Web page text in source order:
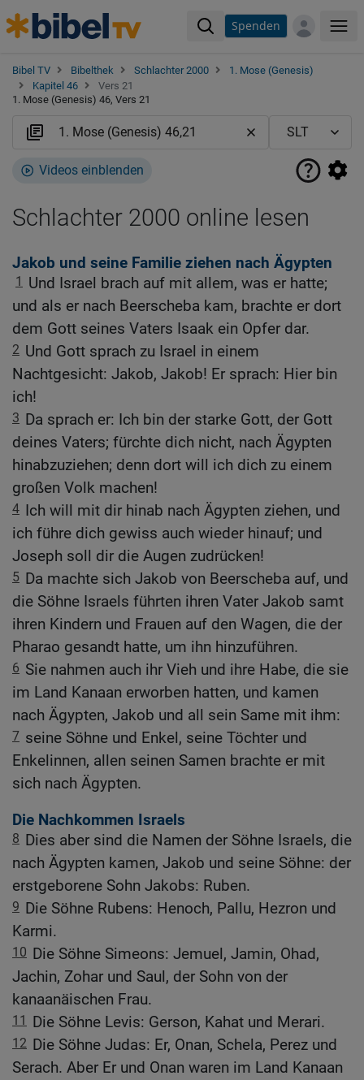
Spenden
Bibel TV Bibelthek Schlachter 2000
1. Mose (Genesis)
Kapitel 46
Vers 21
1. Mose (Genesis) 46, Vers 21
Videos einblenden
Schlachter 2000 online lesen
Jakob und seine Familie ziehen nach Ägypten
1
Und Israel brach auf mit allem, was er hatte;
und als er nach Beerscheba kam, brachte er dort
dem Gott seines Vaters Isaak ein Opfer dar.
2 Und Gott sprach zu Israel in einem
Nachtgesicht: Jakob, Jakob! Er sprach: Hier bin
ich!
3 Da sprach er: Ich bin der starke Gott, der Gott
deines Vaters; fürchte dich nicht, nach Ägypten
hinabzuziehen; denn dort will ich dich zu einem
großen Volk machen!
4 Ich will mit dir hinab nach Ägypten ziehen, und
ich führe dich gewiss auch wieder hinauf; und
Joseph soll dir die Augen zudrücken!
5 Da machte sich Jakob von Beerscheba auf, und
die Söhne Israels führten ihren Vater Jakob samt
ihren Kindern und Frauen auf den Wagen, die der
Pharao gesandt hatte, um ihn hinzuführen.
6 Sie nahmen auch ihr Vieh und ihre Habe, die sie
im Land Kanaan erworben hatten, und kamen
nach Ägypten, Jakob und all sein Same mit ihm:
7 seine Söhne und Enkel, seine Töchter und
Enkelinnen, allen seinen Samen brachte er mit
sich nach Ägypten.
Die Nachkommen Israels
8 Dies aber sind die Namen der Söhne Israels, die
nach Ägypten kamen, Jakob und seine Söhne: der
erstgeborene Sohn Jakobs: Ruben.
9 Die Söhne Rubens: Henoch, Pallu, Hezron und
Karmi.
10 Die Söhne Simeons: Jemuel, Jamin, Ohad,
Jachin, Zohar und Saul, der Sohn von der
kanaanäischen Frau.
11 Die Söhne Levis: Gerson, Kahat und Merari.
12 Die Söhne Judas: Er, Onan, Schela, Perez und
Serach. Aber Er und Onan waren im Land Kanaan